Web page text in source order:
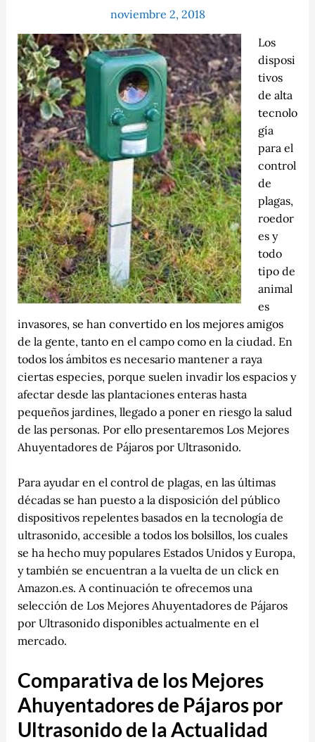
noviembre 2, 2018
Los
disposi
tivos
de alta
tecnolo
gía
para el
control
de
plagas,
roedor
es y
todo
tipo de
animal
es
invasores, se han convertido en los mejores amigos
de la gente, tanto en el campo como en la ciudad. En
todos los ámbitos es necesario mantener a raya
ciertas especies, porque suelen invadir los espacios y
afectar desde las plantaciones enteras hasta
pequeños jardines, llegado a poner en riesgo la salud
de las personas. Por ello presentaremos Los Mejores
Ahuyentadores de Pájaros por Ultrasonido.
Para ayudar en el control de plagas, en las últimas
décadas se han puesto a la disposición del público
dispositivos repelentes basados en la tecnología de
ultrasonido, accesible a todos los bolsillos, los cuales
se ha hecho muy populares Estados Unidos y Europa,
y también se encuentran a la vuelta de un click en
Amazon.es. A continuación te ofrecemos una
selección de Los Mejores Ahuyentadores de Pájaros
por Ultrasonido disponibles actualmente en el
mercado.
Comparativa de los Mejores
Ahuyentadores de Pájaros por
Ultrasonido de la Actualidad